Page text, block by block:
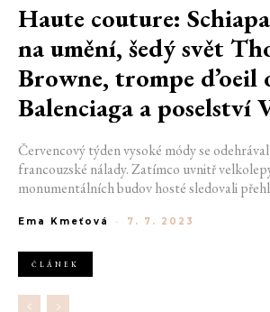
Haute couture:
na umění, šedý svět
Browne, trompe d’oeil
Balenciaga a poselství
Červencový týden vysoké módy se
francouzské nálady. Zatímco uvnitř
monumentálních budov hosté sledovali
protestů. Pro nabitý módní kalendář to však
hostující členové Fédération de la Haute
nemohli Dior, Chanel ani Valentino, couture
Thom Browne.
Ema Kmeťová - 7. 7. 2023
ČLÁNEK